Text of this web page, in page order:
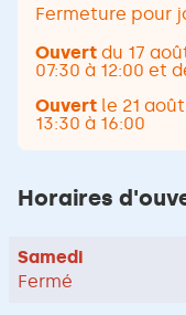
Fermeture pour
Ouvert du 17
07:30 à 12:00 et
Ouvert le 21
13:30 à 16:00
Horaires
Horaires
d'ouverture
Samedi
Fermé